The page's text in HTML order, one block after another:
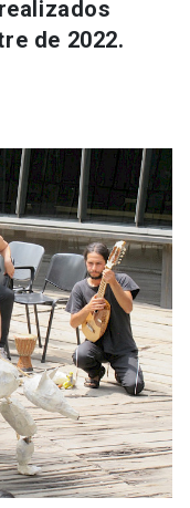
de 2022.